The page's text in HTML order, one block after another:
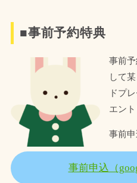
■事前予約特典
事前
して
ドプ
エント
事前
事前申込（